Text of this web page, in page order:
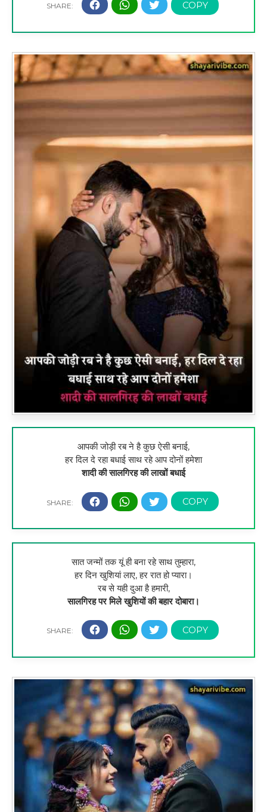
आपकी जोड़ी रब ने है कुछ ऐसी बनाई,
हर दिल दे रहा बधाई साथ रहे आप दोनों हमेशा
शादी की सालगिरह की लाखों बधाई
सात जन्मों तक यूं ही बना रहे साथ तुम्हारा,
हर दिन खुशियां लाए, हर रात हो प्यारा।
रब से यही दुआ है हमारी,
सालगिरह पर मिले खुशियों की बहार दोबारा।